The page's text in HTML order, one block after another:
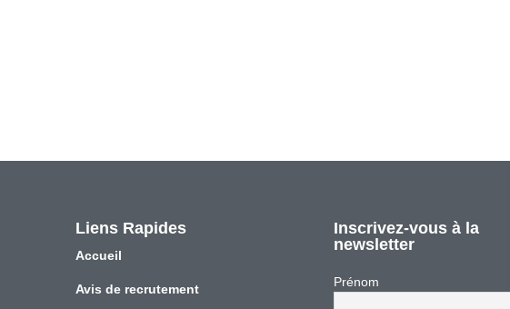
Liens Rapides
Accueil
Avis de recrutement
Inscrivez-vous à la
newsletter
Prénom